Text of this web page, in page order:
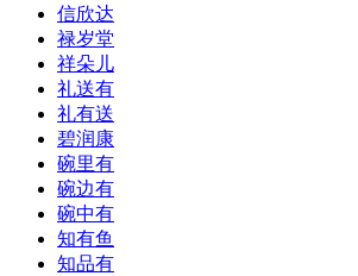
信欣达
禄岁堂
祥朵儿
礼送有
礼有送
碧润康
碗里有
碗边有
碗中有
知有鱼
知品有